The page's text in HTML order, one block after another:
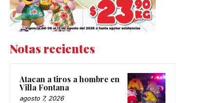
Notas recientes
Atacan a tiros a hombre en
Villa Fontana
agosto 7, 2026